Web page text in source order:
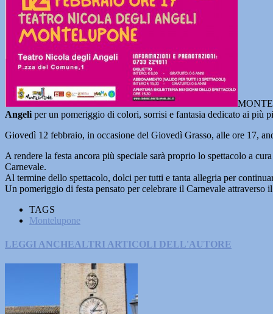
Angeli per un pomeriggio di colori, sorrisi e fantasia dedicato ai più
Giovedì 12 febbraio, in occasione del Giovedì Grasso, alle ore 17,
A rendere la festa ancora più speciale sarà proprio lo spettacolo a
Carnevale.
Al termine dello spettacolo, dolci per tutti e tanta allegria per
Un pomeriggio di festa pensato per celebrare il Carnevale
TAGS
Montelupone
LEGGI ANCHEALTRI ARTICOLI DELL'AUTORE